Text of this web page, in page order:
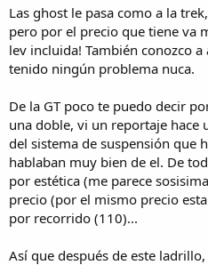
Las ghost le pasa como a la
pero por el precio que tiene va
lev incluida! También conozco
tenido ningún problema nuca.
De la GT poco te puedo decir
una doble, vi un reportaje hace
del sistema de suspensión que
hablaban muy bien de el. De
por estética (me parece
precio (por el mismo precio
por recorrido (110)...
Así que después de este